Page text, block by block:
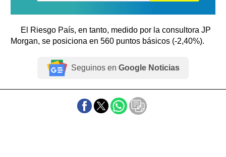
El Riesgo País, en tanto, medido por la consultora JP
Morgan, se posiciona en 560 puntos básicos (-2,40%).
Seguinos en Google Noticias